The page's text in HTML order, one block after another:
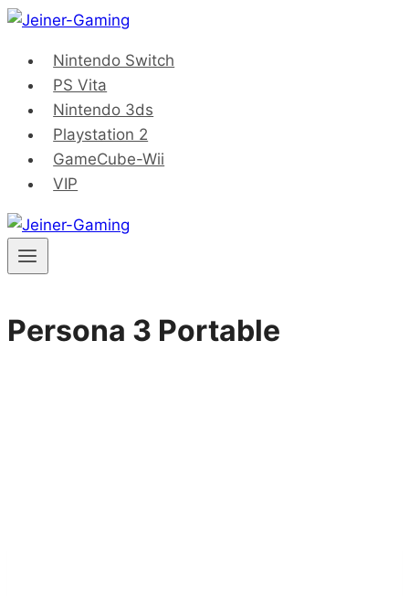
Saltar
contenidoNintendo Switch
PS Vita
Nintendo 3ds
Playstation 2
GameCube-Wii
VIP
Persona 3 Portable